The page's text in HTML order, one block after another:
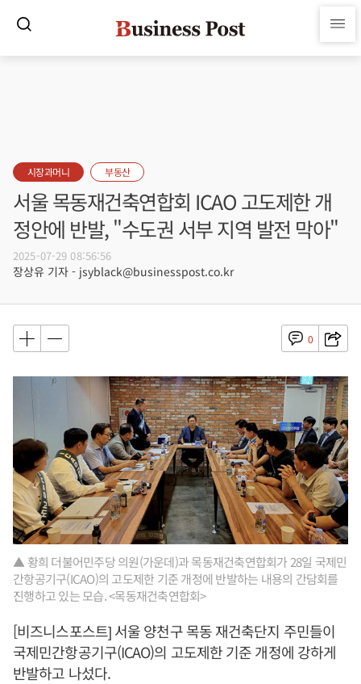
시장과머니 부동산
서울 목동재건축연합회 ICAO 고도제한 개
정안에 반발, "수도권 서부 지역 발전 막아"
2025-07-29 08:56:56
장상유 기자 - jsyblack@businesspost.co.kr
0
▲ 황희 더불어민주당 의원(가운데)과 목동재건축연합회가 28일 국제민
간항공기구(ICAO)의 고도제한 기준 개정에 반발하는 내용의 간담회를
진행하고 있는 모습. <목동재건축연합회>
[비즈니스포스트] 서울 양천구 목동 재건축단지 주민들이
국제민간항공기구(ICAO)의 고도제한 기준 개정에 강하게
반발하고 나섰다.